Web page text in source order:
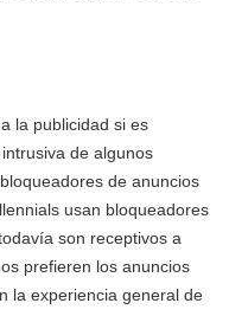
la publicidad si es
de algunos
de anuncios
usan bloqueadores
son receptivos a
prefieren los anuncios
la experiencia general de